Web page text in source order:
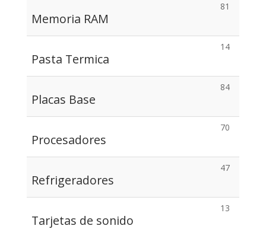
Memoria RAM
81
Pasta Termica
14
Placas Base
84
Procesadores
70
Refrigeradores
47
Tarjetas de sonido
13